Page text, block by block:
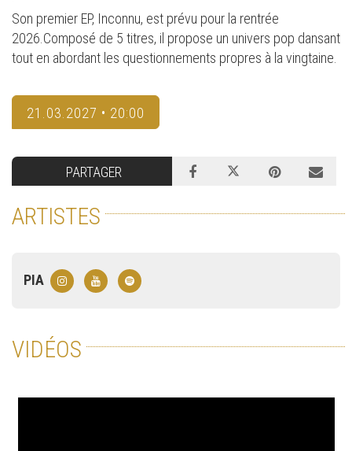
Son premier EP, Inconnu, est prévu pour la rentrée
2026.Composé de 5 titres, il propose un univers pop dansant
tout en abordant les questionnements propres à la vingtaine.
21.03.2027 • 20:00
PARTAGER
ARTISTES
PIA
VIDÉOS